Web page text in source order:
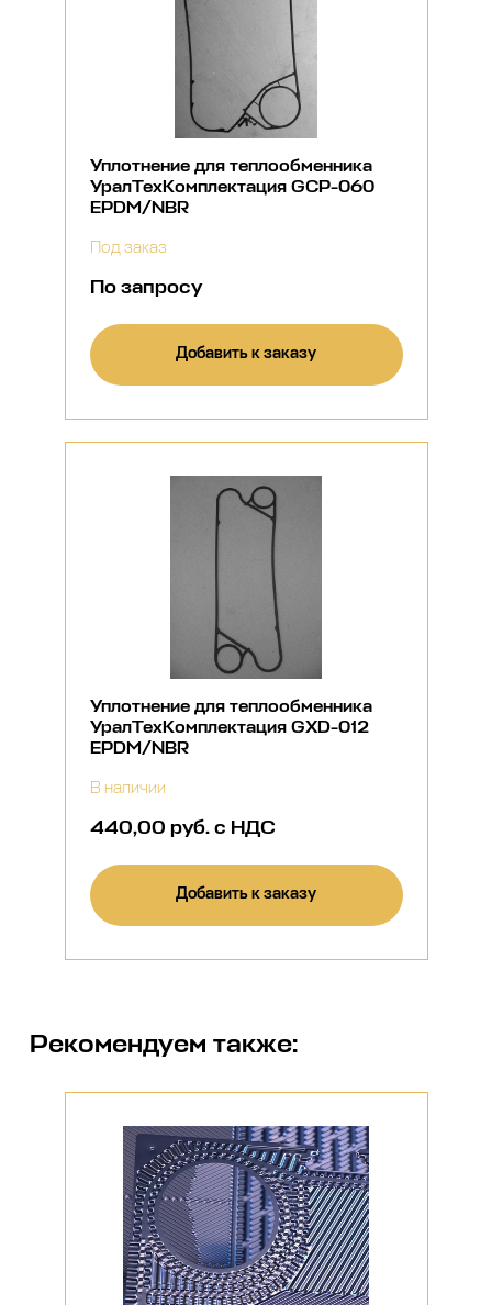
Уплотнение для теплообменника
УралТехКомплектация GCP-060
EPDM/NBR
Под заказ
По запросу
Добавить к заказу
Уплотнение для теплообменника
УралТехКомплектация GXD-012
EPDM/NBR
В наличии
440,00 руб. с НДС
Добавить к заказу
Рекомендуем также: